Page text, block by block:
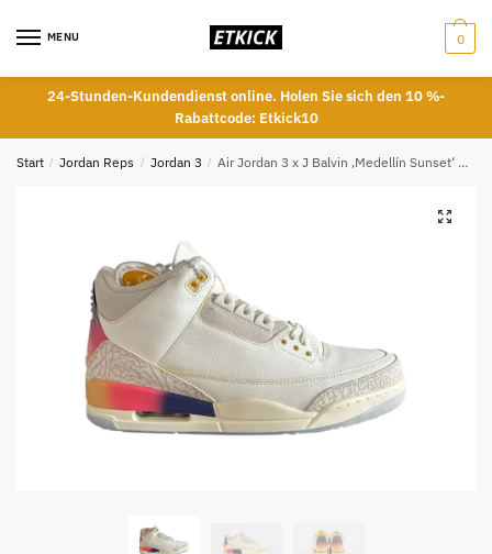
MENU 0
24-Stunden-Kundendienst online. Holen Sie sich den 10 %-
Rabattcode: Etkick10
Start / Jordan Reps / Jordan 3 / Air Jordan 3 x J Balvin ‚Medellín Sunset‘ REPS